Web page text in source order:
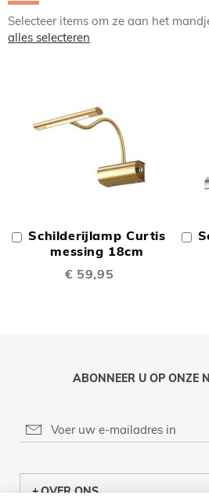
Selecteer items om ze aan het
alles selecteren
Schilderijlamp Curtis
messing 18cm
€ 59,95
In
Winkelwagen
In
ABONNEER U OP ONZE
OVER ONS